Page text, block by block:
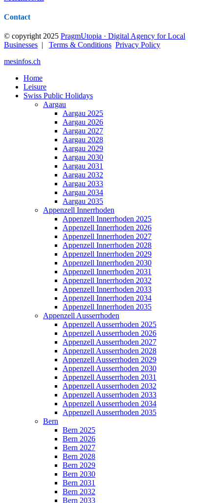
Contact
© copyright 2025 PragmUtopia · Digital Agency for Local
Businesses | Terms & Conditions Privacy Policy
mesinfos.ch
Home
Leisure
Swiss Public Holidays
Aargau
Aargau 2025
Aargau 2026
Aargau 2027
Aargau 2028
Aargau 2029
Aargau 2030
Aargau 2031
Aargau 2032
Aargau 2033
Aargau 2034
Aargau 2035
Appenzell Innerrhoden
Appenzell Innerrhoden 2025
Appenzell Innerrhoden 2026
Appenzell Innerrhoden 2027
Appenzell Innerrhoden 2028
Appenzell Innerrhoden 2029
Appenzell Innerrhoden 2030
Appenzell Innerrhoden 2031
Appenzell Innerrhoden 2032
Appenzell Innerrhoden 2033
Appenzell Innerrhoden 2034
Appenzell Innerrhoden 2035
Appenzell Ausserrhoden
Appenzell Ausserrhoden 2025
Appenzell Ausserrhoden 2026
Appenzell Ausserrhoden 2027
Appenzell Ausserrhoden 2028
Appenzell Ausserrhoden 2029
Appenzell Ausserrhoden 2030
Appenzell Ausserrhoden 2031
Appenzell Ausserrhoden 2032
Appenzell Ausserrhoden 2033
Appenzell Ausserrhoden 2034
Appenzell Ausserrhoden 2035
Bern
Bern 2025
Bern 2026
Bern 2027
Bern 2028
Bern 2029
Bern 2030
Bern 2031
Bern 2032
Bern 2033